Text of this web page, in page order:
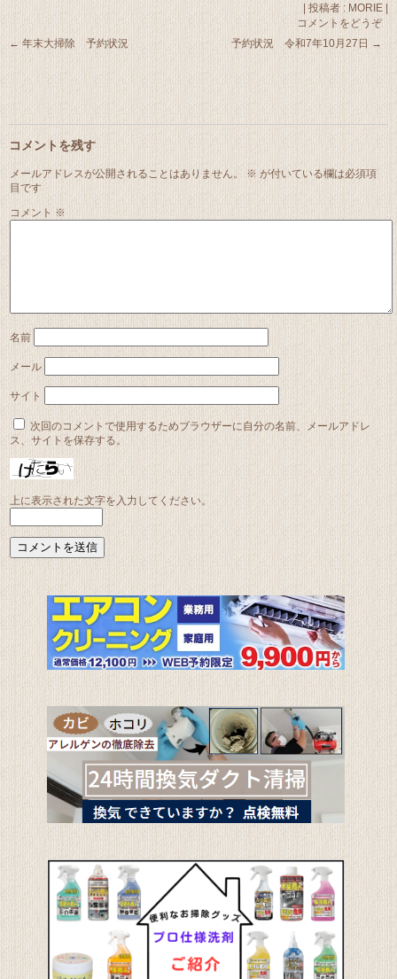
| 投稿者 : MORIE |
コメントをどうぞ
← 年末大掃除 予約状況 予約状況 令和7年10月27日 →
コメントを残す
メールアドレスが公開されることはありません。 ※が付いている欄は必須項
目です
コメント ※
名前
メール
サイト
次回のコメントで使用するためブラウザーに自分の名前、メールアドレ
ス、サイトを保存する。
上に表示された文字を入力してください。